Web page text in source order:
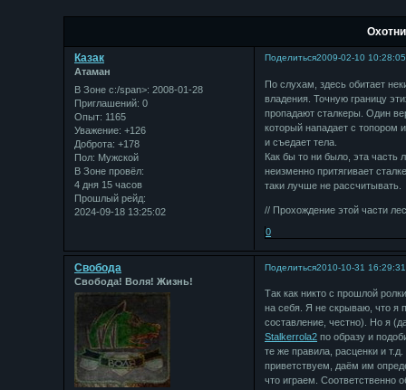
Поделиться2009-02-10 10:28:05
Казак
Атаман
В Зоне с:/span>: 2008-01-28
Приглашений: 0
Опыт: 1165
Уважение: +126
Доброта: +178
Пол: Мужской
В Зоне провёл:
4 дня 15 часов
Прошлый рейд:
2024-09-18 13:25:02
По слухам, здесь обитает
владения. Точную границу
пропадают сталкеры. Один
который нападает с топором
и съедает тела.
Как бы то ни было, эта часть
неизменно притягивает
таки лучше не рассчитывать.
// Прохождение этой части
0
Поделиться2010-10-31 16:29:31
Свобода
Свобода! Воля! Жизнь!
Так как никто с прошлой
на себя. Я не скрываю, что я
составление, честно). Но я
Stalkerrola2 по образу и
те же правила, расценки и
приветствуем, даём им
что играем. Соответственно